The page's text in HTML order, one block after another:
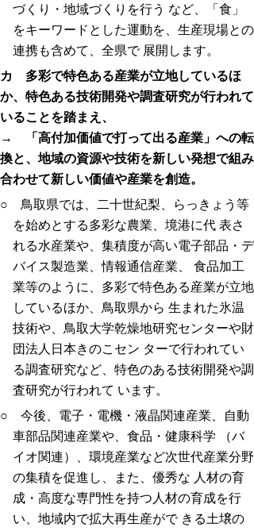
づくり・地域づくりを行う など、「食」
をキーワードとした運動を、生産現場との
連携も含めて、全県で 展開します。
カ 多彩で特色ある産業が立地しているほ
か、特色ある技術開発や調査研究が行われて
いることを踏まえ、
→ 「高付加価値で打って出る産業」への転
換と、地域の資源や技術を新しい発想で組み
合わせて新しい価値や産業を創造。
○ 鳥取県では、二十世紀梨、らっきょう等
を始めとする多彩な農業、境港に代 表さ
れる水産業や、集積度が高い電子部品・デ
バイス製造業、情報通信産業、 食品加工
業等のように、多彩で特色ある産業が立地
しているほか、鳥取県から 生まれた氷温
技術や、鳥取大学乾燥地研究センターや財
団法人日本きのこセン ターで行われてい
る調査研究など、特色のある技術開発や調
査研究が行われて います。
○ 今後、電子・電機・液晶関連産業、自動
車部品関連産業や、食品・健康科学 （バ
イオ関連）、環境産業など次世代産業分野
の集積を促進し、また、優秀な 人材の育
成・高度な専門性を持つ人材の育成を行
い、地域内で拡大再生産がで きる土壌の